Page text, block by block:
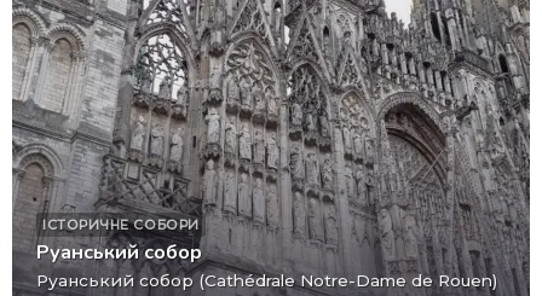
ІСТОРИЧНЕ СОБОРИ
Руанський собор
Руанський собор (Cathédrale Notre-Dame de Rouen)